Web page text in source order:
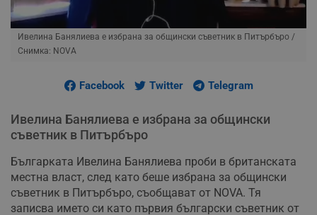
Ивелина Банялиева е избрана за общински съветник в Питърбъро /
Снимка: NOVA
Facebook Twitter Telegram
Ивелина Банялиева е избрана за общински
съветник в Питърбъро
Българката Ивелина Банялиева проби в британската
местна власт, след като беше избрана за общински
съветник в Питърбъро, съобщават от NOVA. Тя
записва името си като първия български съветник от